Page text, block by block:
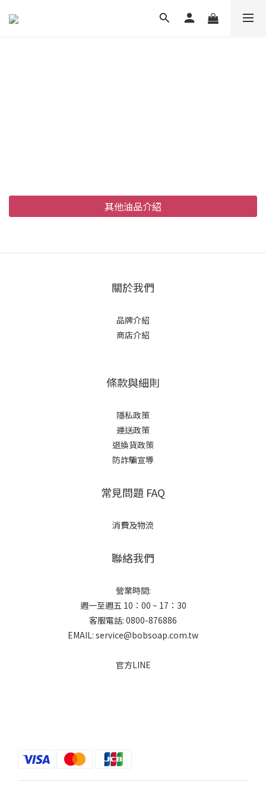
其他油品介紹
關於我們
品牌介紹
商店介紹
條款與細則
隱私政策
運送政策
退換貨政策
防詐騙宣導
常見問題 FAQ
消費及物流
聯絡我們
營業時間:
週一至週五 10：00 ~ 17：30
客服電話: 0800-876886
EMAIL: service@bobsoap.com.tw
官方LINE